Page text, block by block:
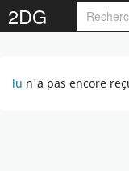
2DG
lu n'a pas encore